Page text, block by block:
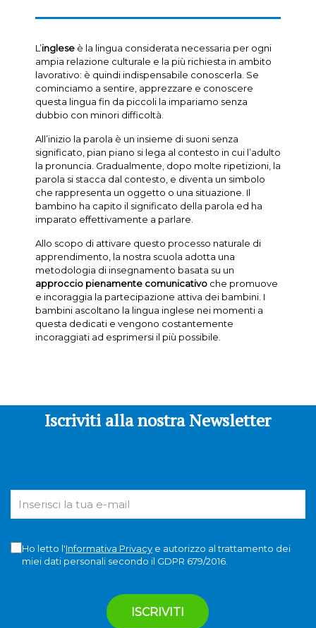
L’ingleseè la lingua considerata necessaria per ogni
ampia relazione culturale e la più richiesta in ambito
lavorativo: è quindi indispensabile conoscerla. Se
cominciamo a sentire, apprezzare e conoscere
questa lingua fin da piccoli la impariamo senza
dubbio con minori difficoltà.
All’inizio la parola è un insieme di suoni senza
significato, pian piano si lega al contesto in cui l’adulto
la pronuncia. Gradualmente, dopo molte ripetizioni, la
parola si stacca dal contesto, e diventa un simbolo
che rappresenta un oggetto o una situazione. Il
bambino ha capito il significato della parola ed ha
imparato effettivamente a parlare.
Allo scopo di attivare questo processo naturale di
apprendimento, la nostra scuola adotta una
metodologia di insegnamento basata su un
approccio pienamente comunicativoche promuove
e incoraggia la partecipazione attiva dei bambini. I
bambini ascoltano la lingua inglese nei momenti a
questa dedicati e vengono costantemente
incoraggiati ad esprimersi il più possibile.
Iscriviti alla nostra Newsletter
Ho letto l'Informativa Privacye autorizzo al trattamento dei
miei dati personali secondo il GDPR 679/2016.